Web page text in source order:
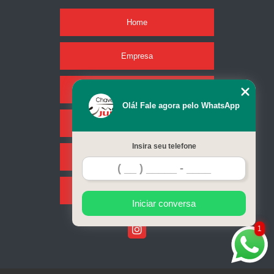
onde encontrar chaveiro para residência Jardins
serviço de chaveiro residencial Jabaquara
quanto custa chaveiro para residências Vila Andrade
onde encontrar empresa de chaveiro residencial Vila Andrade
consertos de fechadura residencial Jardim Paulistano
chaveiro residencial em sp preço Jabaquara
chaveiro para fechaduras residenciais Campo Belo
chaveiro para fechadura residencial Jabaquara
quanto custa chaveiro para residências Jardim Paulista
quanto custa chaveiro para fechadura residencial Jardim América
onde encontrar conserto de fechadura residencial Água Funda
Home
Empresa
Contato
Mapa do site
1
Olá! Fale agora pelo WhatsApp
Insira seu telefone
Iniciar conversa